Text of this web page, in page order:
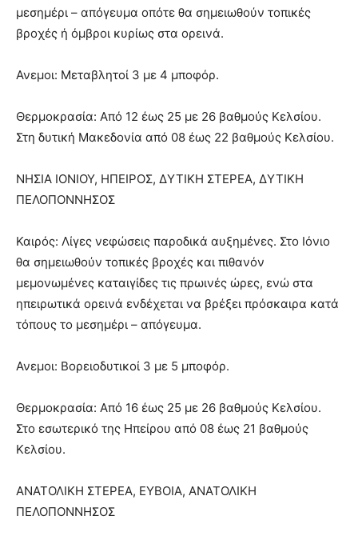
μεσημέρι – απόγευμα οπότε θα σημειωθούν τοπικές
βροχές ή όμβροι κυρίως στα ορεινά.
Ανεμοι: Μεταβλητοί 3 με 4 μποφόρ.
Θερμοκρασία: Από 12 έως 25 με 26 βαθμούς Κελσίου.
Στη δυτική Μακεδονία από 08 έως 22 βαθμούς Κελσίου.
ΝΗΣΙΑ ΙΟΝΙΟΥ, ΗΠΕΙΡΟΣ, ΔΥΤΙΚΗ ΣΤΕΡΕΑ, ΔΥΤΙΚΗ
ΠΕΛΟΠΟΝΝΗΣΟΣ
Καιρός: Λίγες νεφώσεις παροδικά αυξημένες. Στο Ιόνιο
θα σημειωθούν τοπικές βροχές και πιθανόν
μεμονωμένες καταιγίδες τις πρωινές ώρες, ενώ στα
ηπειρωτικά ορεινά ενδέχεται να βρέξει πρόσκαιρα κατά
τόπους το μεσημέρι – απόγευμα.
Ανεμοι: Βορειοδυτικοί 3 με 5 μποφόρ.
Θερμοκρασία: Από 16 έως 25 με 26 βαθμούς Κελσίου.
Στο εσωτερικό της Ηπείρου από 08 έως 21 βαθμούς
Κελσίου.
ΑΝΑΤΟΛΙΚΗ ΣΤΕΡΕΑ, ΕΥΒΟΙΑ, ΑΝΑΤΟΛΙΚΗ
ΠΕΛΟΠΟΝΝΗΣΟΣ